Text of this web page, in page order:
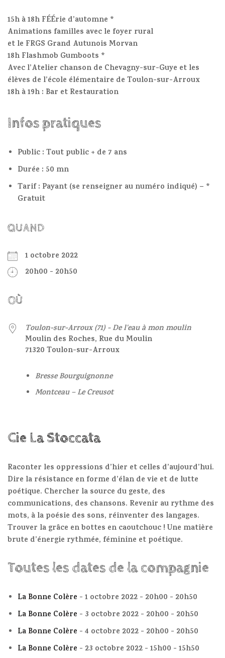
15h à 18h FÉÉrie d’automne *
Animations familles avec le foyer rural
et le FRGS Grand Autunois Morvan
18h Flashmob Gumboots *
Avec l’Atelier chanson de Chevagny-sur-Guye et les
élèves de l’école élémentaire de Toulon-sur-Arroux
18h à 19h : Bar et Restauration
Infos pratiques
Public : Tout public + de 7 ans
Durée : 50 mn
Tarif : Payant (se renseigner au numéro indiqué) – *
Gratuit
QUAND
1 octobre 2022
20h00 - 20h50
OÙ
Toulon-sur-Arroux (71) - De l'eau à mon moulin
Moulin des Roches, Rue du Moulin
71320 Toulon-sur-Arroux
Bresse Bourguignonne
Montceau – Le Creusot
Cie La Stoccata
Raconter les oppressions d’hier et celles d’aujourd’hui.
Dire la résistance en forme d’élan de vie et de lutte
poétique. Chercher la source du geste, des
communications, des chansons. Revenir au rythme des
mots, à la poésie des sons, réinventer des langages.
Trouver la grâce en bottes en caoutchouc ! Une matière
brute d’énergie rythmée, féminine et poétique.
Toutes les dates de la compagnie
La Bonne Colère - 1 octobre 2022 - 20h00 - 20h50
La Bonne Colère - 3 octobre 2022 - 20h00 - 20h50
La Bonne Colère - 4 octobre 2022 - 20h00 - 20h50
La Bonne Colère - 23 octobre 2022 - 15h00 - 15h50